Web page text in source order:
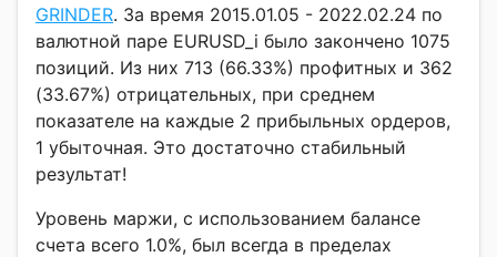
GRINDER. За время 2015.01.05 - 2022.02.24 по
валютной паре EURUSD_i было закончено 1075
позиций. Из них 713 (66.33%) профитных и 362
(33.67%) отрицательных, при среднем
показателе на каждые 2 прибыльных ордеров,
1 убыточная. Это достаточно стабильный
результат!
Уровень маржи, с использованием балансе
счета всего 1.0%, был всегда в пределах